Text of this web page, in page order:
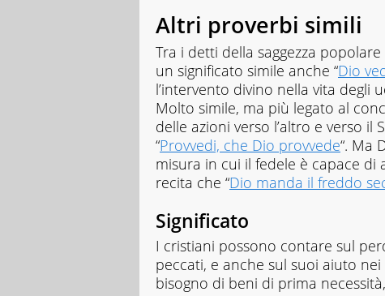
Altri proverbi simili
Tra i detti della saggezza
un significato simile anche “Dio
l’intervento divino nella vita degli
Molto simile, ma più legato al
delle azioni verso l’altro e verso il
“Provvedi, che Dio provvede“. Ma
misura in cui il fedele è capace
recita che “Dio manda il freddo
Significato
I cristiani possono contare sul
peccati, e anche sul suoi aiuto
bisogno di beni di prima